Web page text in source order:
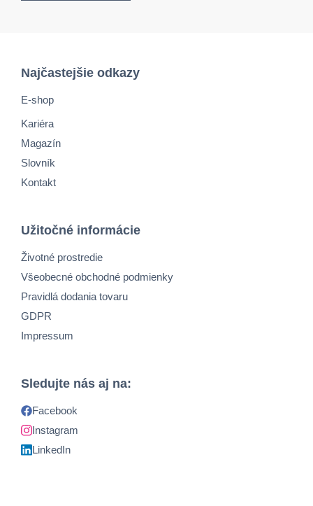
Najčastejšie odkazy
E-shop
Kariéra
Magazín
Slovník
Kontakt
Užitočné informácie
Životné prostredie
Všeobecné obchodné podmienky
Pravidlá dodania tovaru
GDPR
Impressum
Sledujte nás aj na:
Facebook
Instagram
LinkedIn